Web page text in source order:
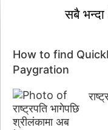
सबै भन्दा
How to find
Paygration